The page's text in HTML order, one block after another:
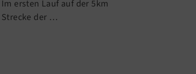
Im ersten Lauf auf der 5km
Strecke der …